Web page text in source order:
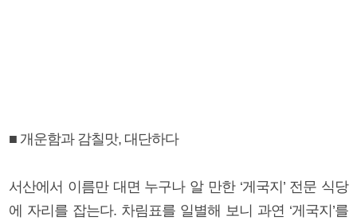
■ 개운함과 감칠맛, 대단하다
서산에서 이름만 대면 누구나 알 만한 ‘게국지’ 전문 식당
에 자리를 잡는다. 차림표를 일별해 보니 과연 ‘게국지’를